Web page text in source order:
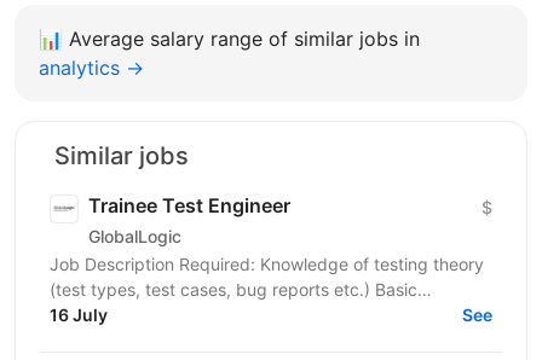
📊 Average salary range of similar jobs in
analytics →
Similar jobs
Trainee Test Engineer
GlobalLogic
$
Job Description Required: Knowledge of testing theory
(test types, test cases, bug reports etc.) Basic
knowledge of hardware Attention to detail, patience,...
16 July See